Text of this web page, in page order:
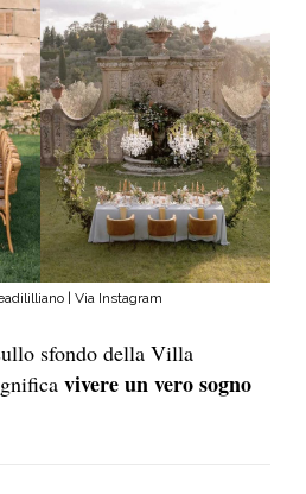
| Via Instagram
sfondo della Villa
vivere un vero sogno